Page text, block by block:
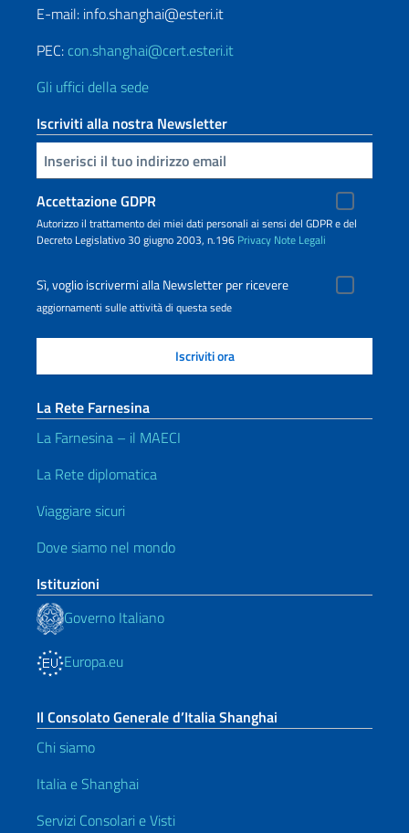
E-mail: info.shanghai@esteri.it
PEC: con.shanghai@cert.esteri.it
Gli uffici della sede
Iscriviti alla nostra Newsletter
Inserisci la tua email
Accettazione GDPR
Autorizzo il trattamento dei miei dati personali ai sensi del GDPR e del
Decreto Legislativo 30 giugno 2003, n.196 Privacy Note Legali
Sì, voglio iscrivermi alla Newsletter per ricevere
aggiornamenti sulle attività di questa sede
La Rete Farnesina
La Farnesina – il MAECI
La Rete diplomatica
Viaggiare sicuri
Dove siamo nel mondo
Istituzioni
Governo Italiano
Europa.eu
Il Consolato Generale d’Italia Shanghai
Chi siamo
Italia e Shanghai
Servizi Consolari e Visti